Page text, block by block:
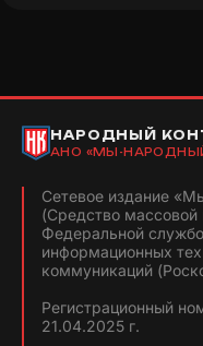
НАРОДНЫЙ
АНО «МЫ-
Сетевое издание
(Средство массовой
Федеральной
информационных
коммуникаций
Регистрационный
21.04.2025 г.